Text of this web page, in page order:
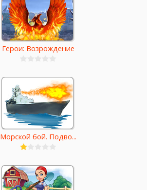
Герои: Возрождение
Морской бой. Подво...